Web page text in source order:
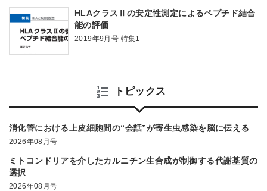
HLAクラスⅡの安定性測定によるペプチド結合
能の評価
2019年9月号 特集1
トピックス
消化管における上皮細胞間の“会話”が寄生虫感染を脳に伝える
2026年08月号
ミトコンドリアを介したカルニチン生合成が制御する代謝基質の
選択
2026年08月号